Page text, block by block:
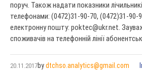
поруч. Також надати показники
телефонами: (0472)31-90-70, (0472)31-90-
електронну пошту: poktec@ukr.net.
споживачів на телефонній лінії
20.11.2017bydtchso.analytics@gmail.com